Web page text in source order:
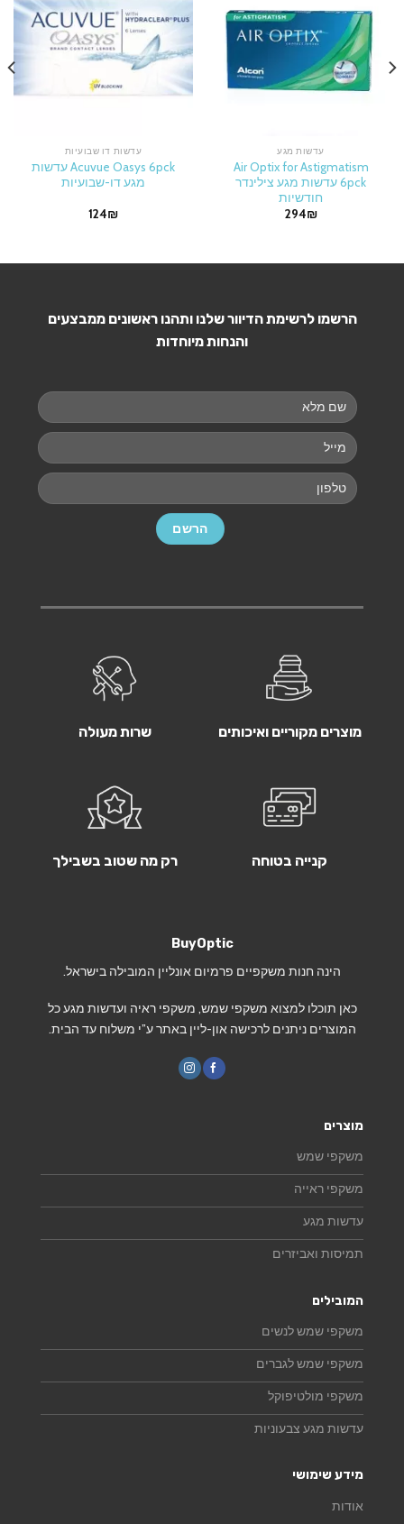
עדשות מגע
Air Optix for Astigmatism
6pck עדשות מגע צילינדר
חודשיות
294₪
עדשות דו שבועיות
Acuvue Oasys 6pck עדשות
מגע דו-שבועיות
124₪
הרשמו לרשימת הדיוור שלנו ותהנו ראשונים ממבצעים
והנחות מיוחדות
מוצרים מקוריים ואיכותים שרות מעולה
קנייה בטוחה רק מה שטוב בשבילך
BuyOptic
הינה חנות משקפיים פרמיום אונליין המובילה בישראל.
כאן תוכלו למצוא משקפי שמש, משקפי ראיה ועדשות מגע כל
המוצרים ניתנים לרכישה און-ליין באתר ע”י משלוח עד הבית.
מוצרים
משקפי שמש
משקפי ראייה
עדשות מגע
תמיסות ואביזרים
המובילים
משקפי שמש לנשים
משקפי שמש לגברים
משקפי מולטיפוקל
עדשות מגע צבעוניות
מידע שימושי
אודות